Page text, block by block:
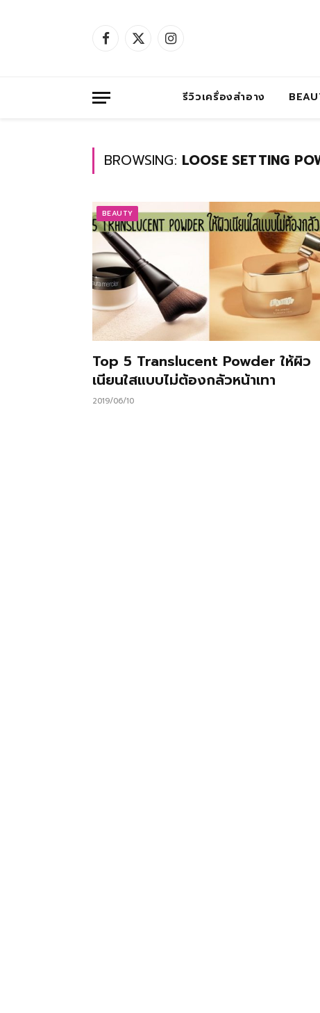
Facebook
X
Instagram
รีวิวเครื่องสำอาง
BROWSING: LOOSE SETTING
BEAUTY
Top 5 Translucent Powder ให้ผิว
เนียนใสแบบไม่ต้องกลัวหน้าเทา
2019/06/10